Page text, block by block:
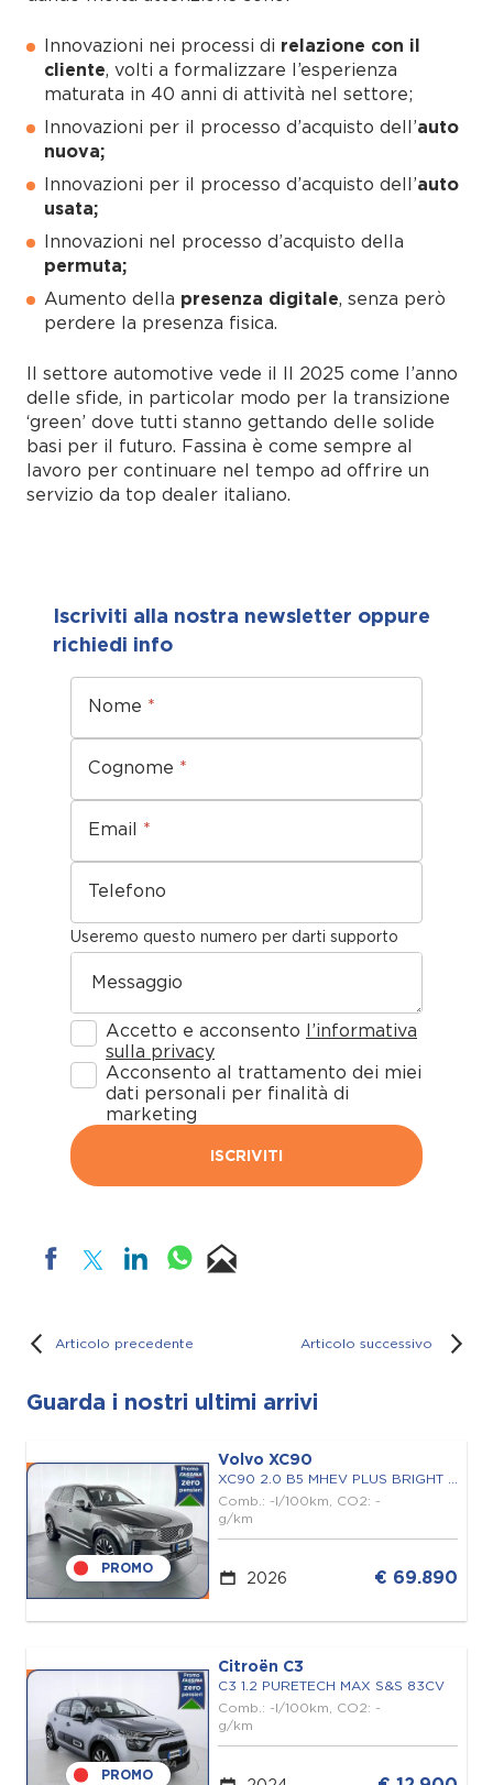
Innovazioni nei processi di relazione con il
cliente, volti a formalizzare l’esperienza
maturata in 40 anni di attività nel settore;
Innovazioni per il processo d’acquisto dell’auto
nuova;
Innovazioni per il processo d’acquisto dell’auto
usata;
Innovazioni nel processo d’acquisto della
permuta;
Aumento della presenza digitale, senza però
perdere la presenza fisica.
Il settore automotive vede il Il 2025 come l’anno
delle sfide, in particolar modo per la transizione
‘green’ dove tutti stanno gettando delle solide
basi per il futuro. Fassina è come sempre al
lavoro per continuare nel tempo ad offrire un
servizio da top dealer italiano.
Iscriviti alla nostra newsletter oppure
richiedi info
Nome *
Cognome *
Email *
Telefono
Useremo questo numero per darti supporto
Messaggio
Accetto e acconsento l’informativa
sulla privacy
Acconsento al trattamento dei miei
dati personali per finalità di
marketing
ISCRIVITI
Articolo precedente Articolo successivo
Guarda i nostri ultimi arrivi
PROMO
Volvo XC90
XC90 2.0 B5 MHEV PLUS BRIGHT AWD 7P.TI AUTO
Comb.: -l/100km, CO2: -
g/km
2026 € 69.890
PROMO
Citroën C3
C3 1.2 PURETECH MAX S&S 83CV
Comb.: -l/100km, CO2: -
g/km